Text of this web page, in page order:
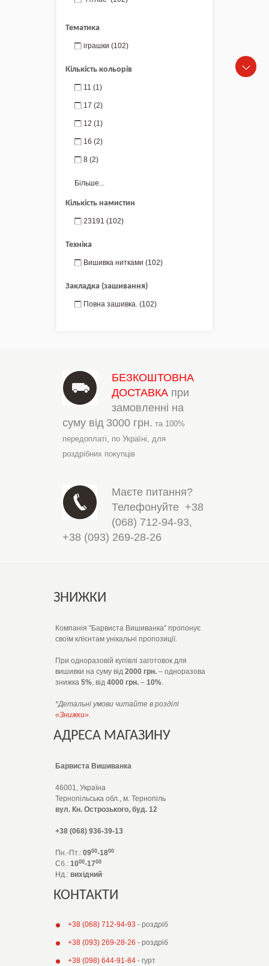
Тематика
іграшки (102)
Кількість кольорів
11 (1)
17 (2)
12 (1)
16 (2)
8 (2)
Більше...
Кількість намистин
23191 (102)
Техніка
Вишивка нитками (102)
Закладка (зашивання)
Повна зашивка. (102)
БЕЗКОШТОВНА
ДОСТАВКА при
замовленні на
суму від 3000 грн. та 100%
передоплаті, по Україні, для
роздрібних покупців
Маєте питання?
Телефонуйте +38
(068) 712-94-93,
+38 (093) 269-28-26
ЗНИЖКИ
Компанія "Барвиста Вишиванка" пропонує
своїм клієнтам унікальні пропозиції.
При одноразовій купівлі заготовок для
вишивки на суму від 2000 грн. – одноразова
знижка 5%, від 4000 грн. – 10%.
*Детальні умови читайте в розділі
«Знижки».
АДРЕСА МАГАЗИНУ
Барвиста Вишиванка
46001, Україна
Тернопільська обл., м. Тернопіль
вул. Кн. Острозького, буд. 12
+38 (068) 936-39-13
Пн.-Пт.: 0900-1800
Сб.: 1000-1700
Нд.: вихідний
КОНТАКТИ
+38 (068) 712-94-93 - роздріб
+38 (093) 269-28-26 - роздріб
+38 (098) 644-91-84 - гурт